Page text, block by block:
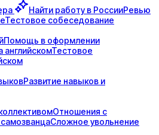
Найти работу в РоссииРевью
Тестовое собеседование
Помощь в оформлении
Тестовое
Развитие навыков и
Отношения с
Сложное увольнение